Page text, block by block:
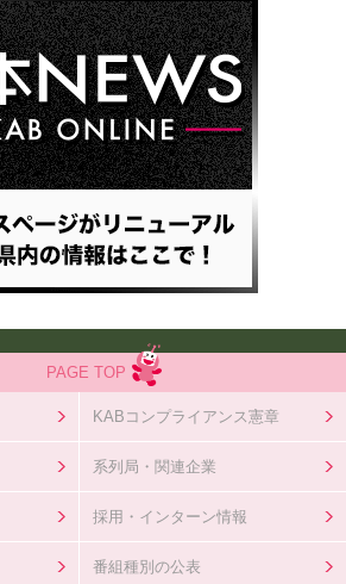
PAGE TOP
KABコンプライアンス憲章
系列局・関連企業
採用・インターン情報
番組種別の公表